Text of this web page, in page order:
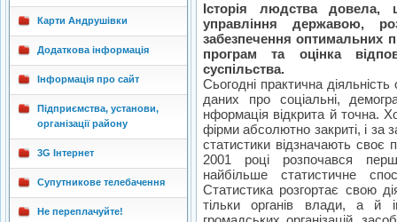
Карти Андрушівки
Додаткова інформація
Інформація про сайт
Підприємства, установи,
організації району
3G Інтернет
Супутникове телебачення
Не переплачуйте!
Історія людства довела,
управління державою,
забезпечення оптимальних
програм та оцінка
суспільства.
Сьогодні практична
даних про соціальні,
нформація відкрита й точна.
фірми абсолютно закриті, і за
статистики відзначають
2001 році розпочався
найбільше статистичне
Статистика розгортає свою
тільки органів влади, а й